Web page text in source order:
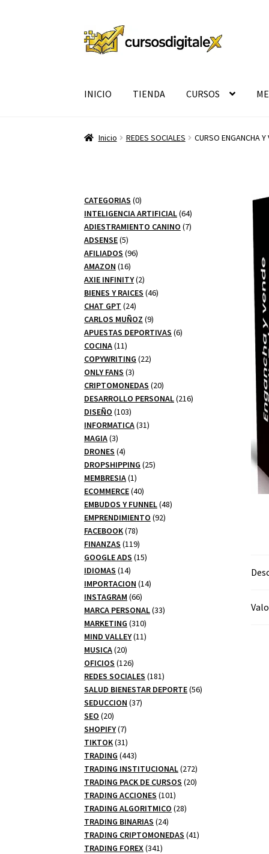
Ir
a
Ir
al
INICIO TIENDA CURSOS
Inicio REDES SOCIALES CURSO ENGANCHA
CATEGORIAS 00
productos
INTELIGENCIA ARTIFICIAL 6464
productos
ADIESTRAMIENTO CANINO 77
ADSENSE 55
productos
AFILIADOS 9696
AMAZON 1616
productos
AXIE INFINITY 22
productos
BIENES Y RAICES 4646
CHAT GPT 2424
productos
CARLOS MUÑOZ 99
productos
APUESTAS DEPORTIVAS 66
COCINA 1111
productos
COPYWRITING 2222
ONLY FANS 33
productos
CRIPTOMONEDAS 2020
productos
DESARROLLO PERSONAL 216216
DISEÑO 103103
productos
INFORMATICA 3131
MAGIA 33
productos
DRONES 44
productos
DROPSHIPPING 2525
MEMBRESIA 11
producto
ECOMMERCE 4040
productos
EMBUDOS Y FUNNEL 4848
EMPRENDIMIENTO 9292
FACEBOOK 7878
productos
FINANZAS 119119
productos
GOOGLE ADS 1515
IDIOMAS 1414
productos
IMPORTACION 1414
INSTAGRAM 6666
productos
MARCA PERSONAL 3333
MARKETING 310310
productos
MIND VALLEY 1111
MUSICA 2020
productos
OFICIOS 126126
productos
REDES SOCIALES 181181
productos
SALUD BIENESTAR DEPORTE 5656
SEDUCCION 3737
SEO 2020
productos
SHOPIFY 77
productos
TIKTOK 3131
productos
TRADING 443443
productos
TRADING INSTITUCIONAL 272272
productos
TRADING PACK DE CURSOS 2020
TRADING ACCIONES 101101
productos
TRADING ALGORITMICO 2828
TRADING BINARIAS 2424
productos
TRADING CRIPTOMONEDAS 4141
TRADING FOREX 341341